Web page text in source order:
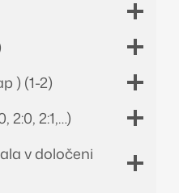
map ) (1-2)
2:0, 2:1,…)
v določeni